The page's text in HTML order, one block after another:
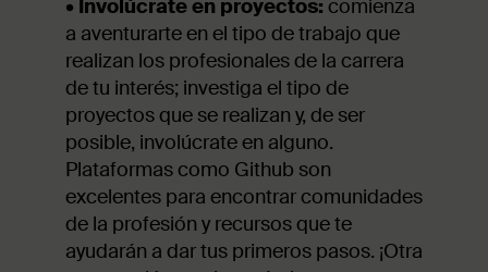
• Involúcrate en proyectos: comienza
a aventurarte en el tipo de trabajo que
realizan los profesionales de la carrera
de tu interés; investiga el tipo de
proyectos que se realizan y, de ser
posible, involúcrate en alguno.
Plataformas como Github son
excelentes para encontrar comunidades
de la profesión y recursos que te
ayudarán a dar tus primeros pasos. ¡Otra